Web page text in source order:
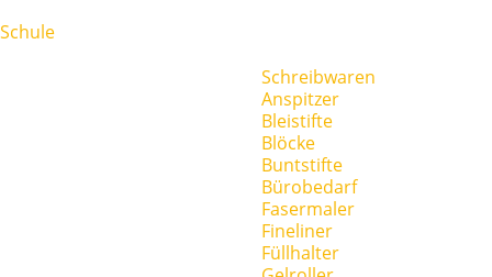
Schule
Schreibwaren
Anspitzer
Bleistifte
Blöcke
Buntstifte
Bürobedarf
Fasermaler
Fineliner
Füllhalter